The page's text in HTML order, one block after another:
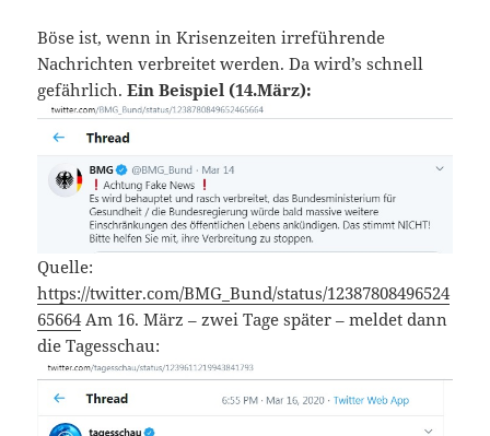
Böse ist, wenn in Krisenzeiten irreführende
Nachrichten verbreitet werden. Da wird’s schnell
gefährlich.Ein Beispiel (14.März):
Quelle:
https://twitter.com/BMG_Bund/status/12387808496524
65664Am 16. März – zwei Tage später – meldet dann
die Tagesschau: